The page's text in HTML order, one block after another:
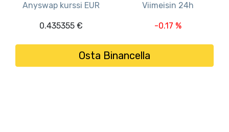
Anyswap kurssi EUR
0.435355 €
Viimeisin 24h
-0.17 %
Osta Binancella